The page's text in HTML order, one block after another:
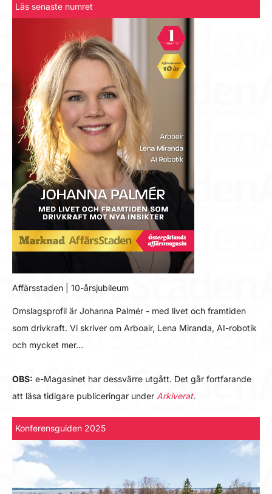
Läs senaste numret
Affärsstaden | 10-årsjubileum
Omslagsprofil är Johanna Palmér - med livet och framtiden
som drivkraft. Vi skriver om Arboair, Lena Miranda, AI-robotik
och mycket mer…
OBS: e-Magasinet har dessvärre utgått. Det går fortfarande
att läsa tidigare publiceringar under Arkiverat.
Konferensguiden 2025